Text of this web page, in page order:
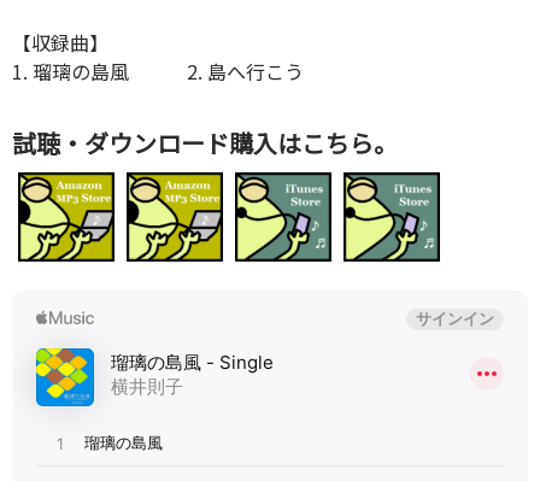
【収録曲】
1. 瑠璃の島風 2. 島へ行こう
試聴・ダウンロード購入はこちら。